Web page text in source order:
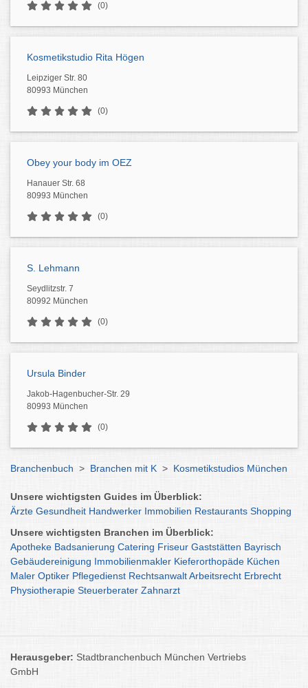
(0)
Kosmetikstudio Rita Högen
Leipziger Str. 80
80993 München
(0)
Obey your body im OEZ
Hanauer Str. 68
80993 München
(0)
S. Lehmann
Seydlitzstr. 7
80992 München
(0)
Ursula Binder
Jakob-Hagenbucher-Str. 29
80993 München
(0)
Branchenbuch > Branchen mit K > Kosmetikstudios München
Unsere wichtigsten Guides im Überblick:
Ärzte Gesundheit Handwerker Immobilien Restaurants Shopping
Unsere wichtigsten Branchen im Überblick:
Apotheke Badsanierung Catering Friseur Gaststätten Bayrisch
Gebäudereinigung Immobilienmakler Kieferorthopäde Küchen
Maler Optiker Pflegedienst RechtsanwaltArbeitsrecht Erbrecht
Physiotherapie Steuerberater Zahnarzt
Herausgeber: Stadtbranchenbuch München Vertriebs
GmbH